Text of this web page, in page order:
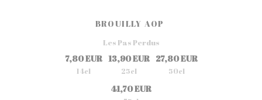
BROUILLY AOP
Les Pas Perdus
7,80 EUR
14cl
13,90 EUR
25cl
27,80 EUR
50cl
41,70 EUR